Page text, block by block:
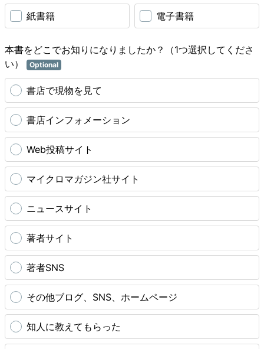
紙書籍 電子書籍
本書をどこでお知りになりましたか？（1つ選択してくださ
い）
Optional
書店で現物を見て
書店インフォメーション
Web投稿サイト
マイクロマガジン社サイト
ニュースサイト
著者サイト
著者SNS
その他ブログ、SNS、ホームページ
知人に教えてもらった